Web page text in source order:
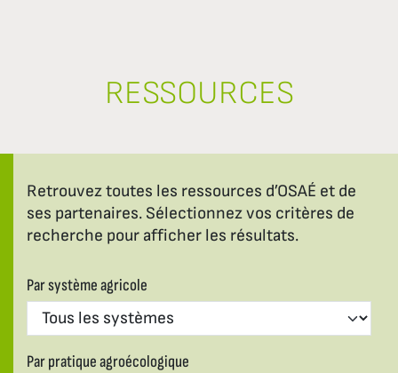
RESSOURCES
Retrouvez toutes les ressources d’OSAÉ et de
ses partenaires. Sélectionnez vos critères de
recherche pour afficher les résultats.
Par système agricole
Par pratique agroécologique